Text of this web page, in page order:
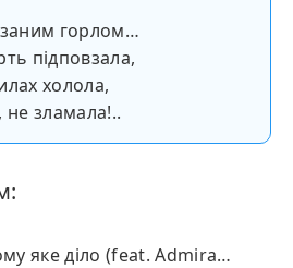
горлом…
підповзала,
холола,
не зламала!..
Santorin - Кому яке діло (feat. Admiralov)